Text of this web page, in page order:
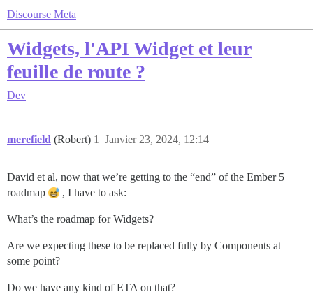
Discourse Meta
Widgets, l'API Widget et leur
feuille de route ?
Dev
merefield (Robert) Janvier 23, 2024, 12:14
1
David et al, now that we’re getting to the “end” of the Ember 5
roadmap
, I have to ask:
What’s the roadmap for Widgets?
Are we expecting these to be replaced fully by Components at
some point?
Do we have any kind of ETA on that?